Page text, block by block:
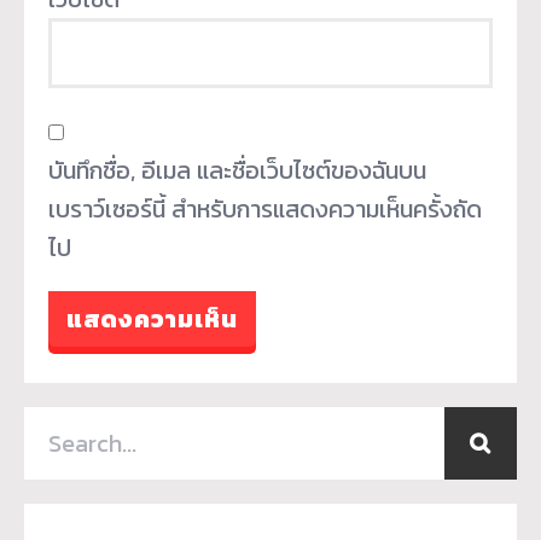
บันทึกชื่อ, อีเมล และชื่อเว็บไซต์ของฉันบน
เบราว์เซอร์นี้ สำหรับการแสดงความเห็นครั้งถัด
ไป